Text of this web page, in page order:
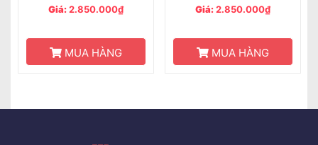
Giá:2.850.000₫
MUA HÀNG
Giá:2.850.000₫
MUA HÀNG